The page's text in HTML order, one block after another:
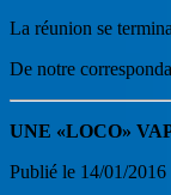
La réunion se
De notre
UNE «LOCO»
Publié le 14/01/2016